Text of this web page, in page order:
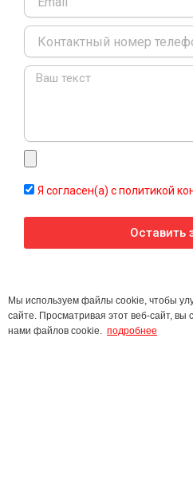
Message
Я согласен(а) с политикой
Оставить
Мы используем файлы cookie, чтобы
сайте. Просматривая этот веб-сайт, вы
нами файлов cookie. подробнее